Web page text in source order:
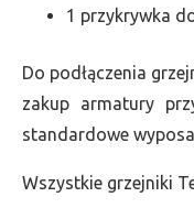
1 przykrywka
Do podłączenia
zakup armatury
standardowe
Wszystkie grzejniki